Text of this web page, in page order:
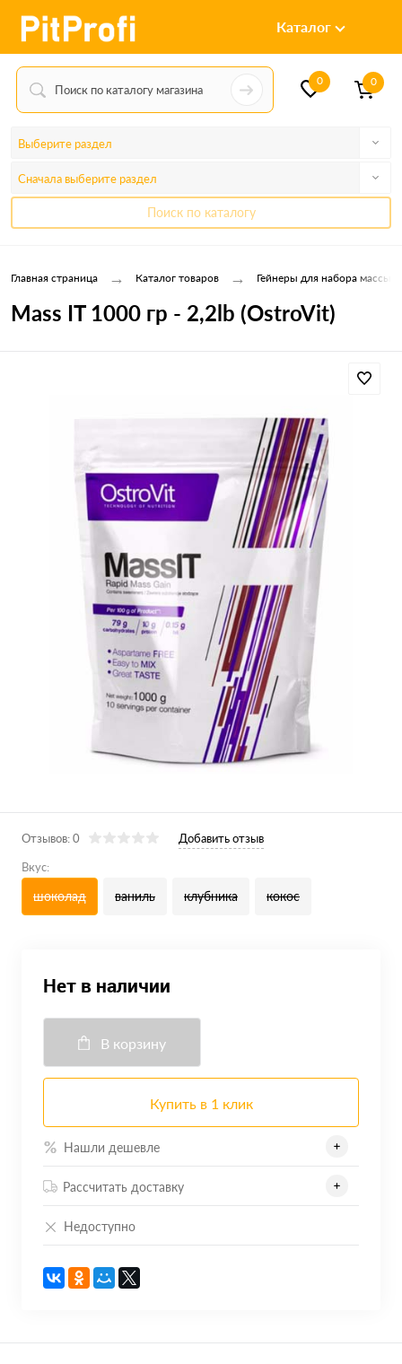
Каталог
0 0
Выберите раздел
Сначала выберите раздел
Поиск по каталогу
Главная страница → Каталог товаров → Гейнеры для набора массы
Mass IT 1000 гр - 2,2lb (OstroVit)
Отзывов: 0
Добавить отзыв
Вкус:
шоколад ваниль клубника кокос
Нет в наличии
В корзину
Купить в 1 клик
Нашли дешевле
Рассчитать доставку
Недоступно